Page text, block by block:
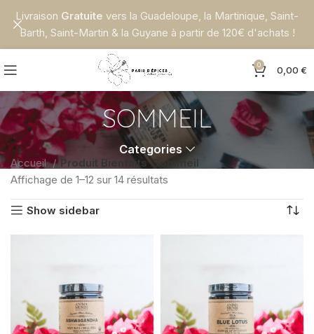
0 0,00 €
SOMMEIL
Categories
Accueil Produit Bienfaits Sommeil
Affichage de 1–12 sur 14 résultats
Show sidebar
Livraison Gratuite vers la Guadeloupe, la Martinique, Saint-
Barth, Saint-Martin & la Guyane à partir de 120€ d'achats !